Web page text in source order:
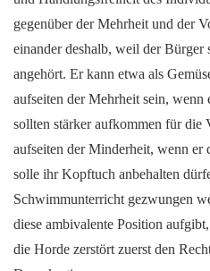
gegenüber der Mehrheit und der
einander deshalb, weil der Bürger
angehört. Er kann etwa als
aufseiten der Mehrheit sein, wenn
sollten stärker aufkommen für die
aufseiten der Minderheit, wenn er
solle ihr Kopftuch anbehalten
Schwimmunterricht gezwungen
diese ambivalente Position
die Horde zerstört zuerst den